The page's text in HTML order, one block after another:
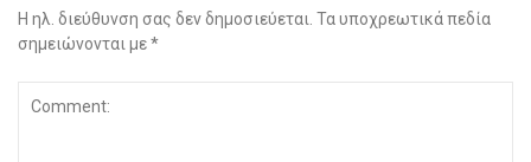
Η ηλ. διεύθυνση σας δεν δημοσιεύεται. Τα υποχρεωτικά πεδία
σημειώνονται με*